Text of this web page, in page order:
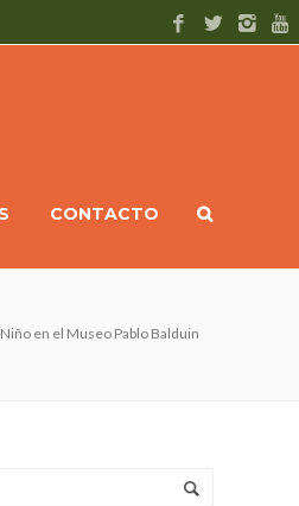
CONTACTO
en el Museo Pablo Balduin